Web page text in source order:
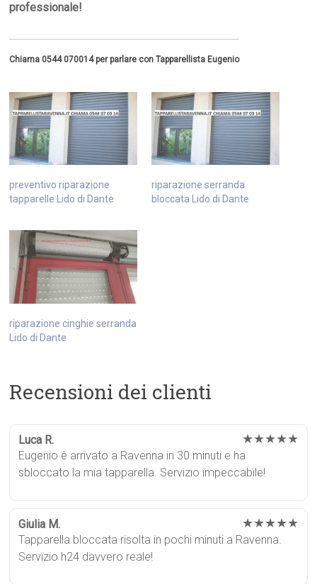
professionale!
Chiama 0544 070014 per parlare con Tapparellista Eugenio
preventivo riparazione
tapparelle Lido di Dante
riparazione serranda
bloccata Lido di Dante
riparazione cinghie serranda
Lido di Dante
Recensioni dei clienti
Luca R. ★★★★★
Eugenio è arrivato a Ravenna in 30 minuti e ha
sbloccato la mia tapparella. Servizio impeccabile!
Giulia M. ★★★★★
Tapparella bloccata risolta in pochi minuti a Ravenna.
Servizio h24 davvero reale!